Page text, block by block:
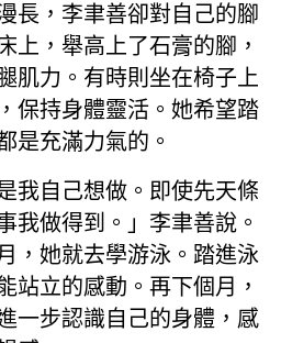
長，李聿善卻對自己的腳
上，舉高上了石膏的腳，
肌力。有時則坐在椅子上
保持身體靈活。她希望踏
是充滿力氣的。
我自己想做。即使先天條
我做得到。」李聿善說。
，她就去學游泳。踏進泳
站立的感動。再下個月，
一步認識自己的身體，感